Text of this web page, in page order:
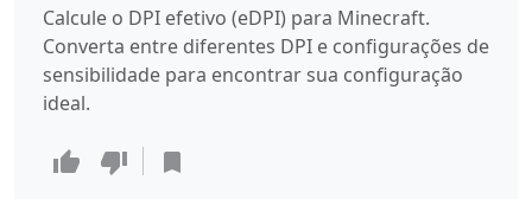
Calcule o DPI efetivo (eDPI) para Minecraft.
Converta entre diferentes DPI e configurações de
sensibilidade para encontrar sua configuração
ideal.